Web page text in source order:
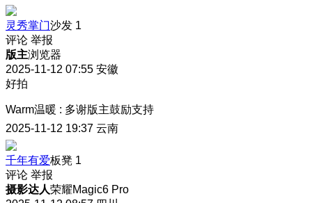
灵秀掌门沙发 1
评论 举报
版主浏览器
2025-11-12 07:55 安徽
好拍
Warm温暖 : 多谢版主鼓励支持
2025-11-12 19:37 云南
千年有爱板凳 1
评论 举报
摄影达人荣耀Magic6 Pro